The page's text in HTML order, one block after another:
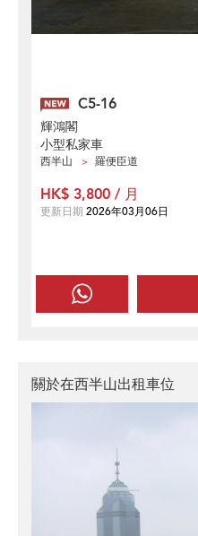
C5-16
輝鴻閣
小型私家車
西半山 羅便臣道
HK$ 3,800 / 月
更新日期 2026年03月06日
關於在西半山出租車位